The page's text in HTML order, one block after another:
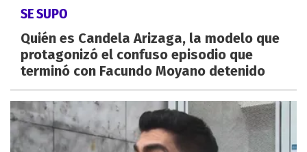
SE SUPO
Quién es Candela Arizaga, la modelo que
protagonizó el confuso episodio que
terminó con Facundo Moyano detenido